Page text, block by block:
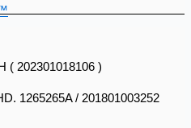
( 202301018106 )
1265265A / 201801003252